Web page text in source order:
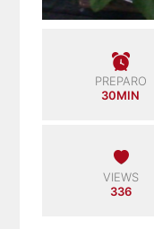
PREPARO
30MIN
VIEWS
336